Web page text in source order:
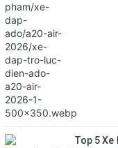
Top 5